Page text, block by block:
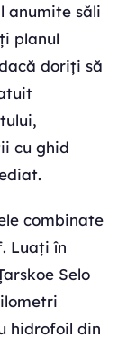
anumite săli
planul
doriți să
cu ghid
combinate
Luați în
Selo
hidrofoil din